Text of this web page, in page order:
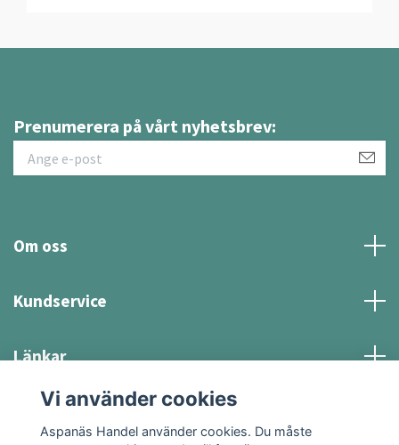
Prenumerera på vårt nyhetsbrev:
Om oss
Kundservice
Länkar
Sociala medier
Vi använder cookies
Aspanäs Handel använder cookies. Du måste